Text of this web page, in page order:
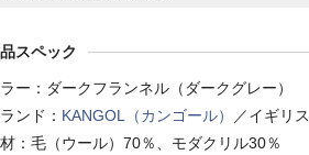
スペック
ー：ダークフランネル（ダークグレー）
ンド： KANGOL（カンゴール）
／イギリス
：毛（ウール）70％、モダクリル30％